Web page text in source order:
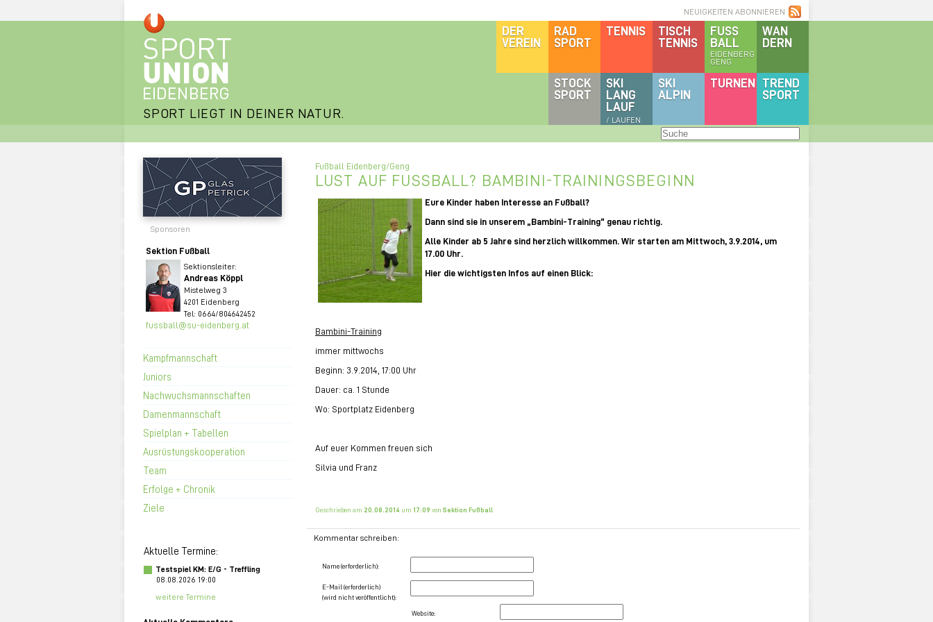
SPORT LIEGT IN DEINER NATUR.
NEUIGKEITEN ABONNIEREN
WAN
DERN
FUSS
BALL
EIDENBERG
GENG
TISCH
TENNIS
TENNIS
RAD
SPORT
DER
VEREIN
TREND
SPORT
TURNEN
SKI
ALPIN
SKI
LANG
LAUF
/ LAUFEN
STOCK
SPORT
Sponsoren
Sektion Fußball
Sektionsleiter:
Andreas Köppl
Mistelweg 3
4201 Eidenberg
Tel: 0664/804642452
fussball@su-eidenberg.at
Kampfmannschaft
Juniors
Nachwuchsmannschaften
Damenmannschaft
Spielplan + Tabellen
Ausrüstungskooperation
Team
Erfolge + Chronik
Ziele
Aktuelle Termine:
Testspiel KM: E/G - Treffling
08.08.2026 19:00
weitere Termine
Fußball Eidenberg/Geng
LUST AUF FUSSBALL? BAMBINI-TRAININGSBEGINN
Eure Kinder haben Interesse an Fußball?
Dann sind sie in unserem „Bambini-Training“ genau richtig.
Alle Kinder ab 5 Jahre sind herzlich willkommen. Wir starten am Mittwoch, 3.9.2014, um
17.00 Uhr.
Hier die wichtigsten Infos auf einen Blick:
Bambini-Training
immer mittwochs
Beginn: 3.9.2014, 17:00 Uhr
Dauer: ca. 1 Stunde
Wo: Sportplatz Eidenberg
Auf euer Kommen freuen sich
Silvia und Franz
Geschrieben am 20.08.2014 um 17:09 von Sektion Fußball
Kommentar schreiben:
Name (erforderlich):
E-Mail (erforderlich)
(wird nicht veröffentlicht):
Website: